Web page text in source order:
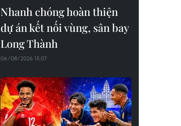
Nhanh chóng hoàn thiện
dự án kết nối vùng, sân bay
Long Thành
06/08/2026 15:07